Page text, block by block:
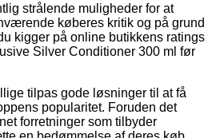
strålende muligheder for at
køberes kritik og på grund
kigger på online butikkens ratings
Silver Conditioner 300 ml før
tilpas gode løsninger til at få
popularitet. Foruden det
forretninger som tilbyder